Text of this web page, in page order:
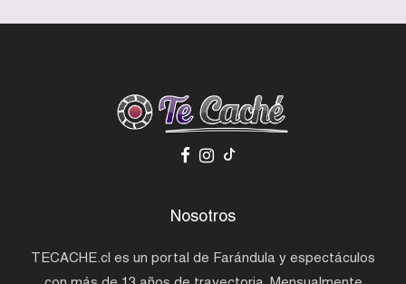
Nosotros
TECACHE.cl es un portal de Farándula y espectáculos